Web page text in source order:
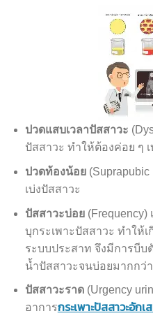
ปวดแสบเวลาปัสสาวะ
ปัสสาวะ ทำให้ต้องค่อย ๆ
ปวดท้องน้อย
เบ่งปัสสาวะ
ปัสสาวะบ่อย(Frequency)
บุกระเพาะปัสสาวะ ทำให้
ระบบประสาท จึงมีการบีบ
น้ำปัสสาวะจนบ่อยมากกว่
ปัสสาวะราด(Urgency
อาการกระเพาะปัสสาวะอักเ